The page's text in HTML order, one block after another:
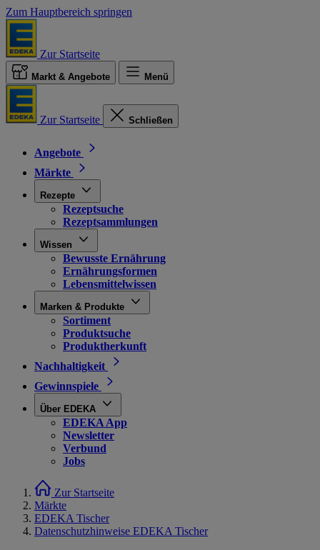
Zum Hauptbereich springen
Zur Startseite
Markt & Angebote Menü
Zur Startseite Schließen
Angebote
Märkte
Rezepte
Rezeptsuche
Rezeptsammlungen
Wissen
Bewusste Ernährung
Ernährungsformen
Lebensmittelwissen
Marken & Produkte
Sortiment
Produktsuche
Produktherkunft
Nachhaltigkeit
Gewinnspiele
Über EDEKA
EDEKA App
Newsletter
Verbund
Jobs
Zur Startseite
Märkte
EDEKA Tischer
Datenschutzhinweise EDEKA Tischer